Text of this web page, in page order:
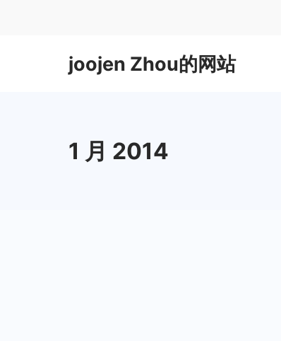
joojen Zhou的网站
1 月 2014